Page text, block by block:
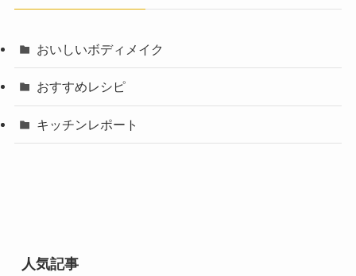
おいしいボディメイク
おすすめレシピ
キッチンレポート
人気記事